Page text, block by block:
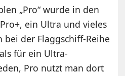
„Pro“ wurde in den
ein Ultra und vieles
bei der Flaggschiff-Reihe
für ein Ultra-
Pro nutzt man dort